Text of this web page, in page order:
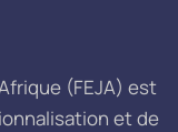
(FEJA) est
et de